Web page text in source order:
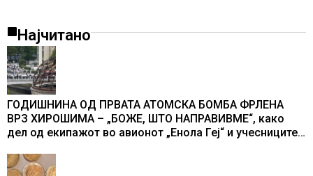
Најчитано
ГОДИШНИНА ОД ПРВАТА АТОМСКА БОМБА ФРЛЕНА
ВРЗ ХИРОШИМА – „БОЖЕ, ШТО НАПРАВИВМЕ“, како
дел од екипажот во авионот „Енола Геј“ и учесниците
промени текот на историјата